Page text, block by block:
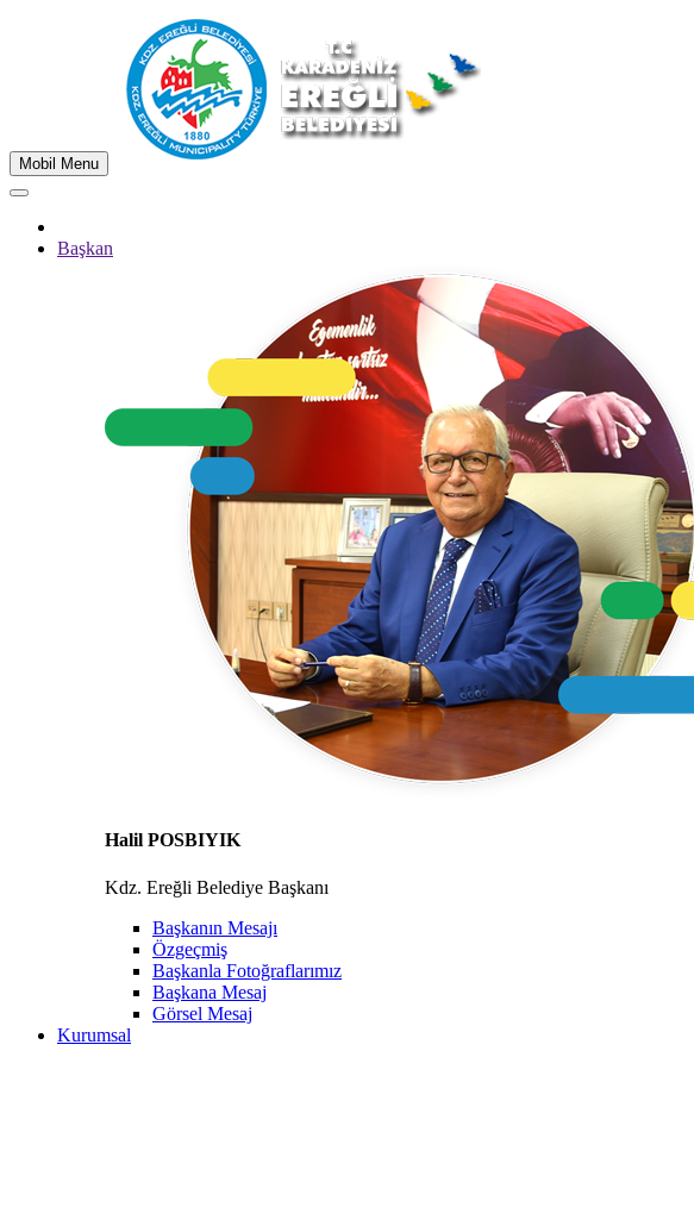
Mobil Menu
Başkan
Halil POSBIYIK
Kdz. Ereğli Belediye Başkanı
Başkanın Mesajı
Özgeçmiş
Başkanla Fotoğraflarımız
Başkana Mesaj
Görsel Mesaj
Kurumsal